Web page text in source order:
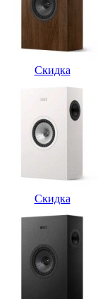
Скидка
Скидка